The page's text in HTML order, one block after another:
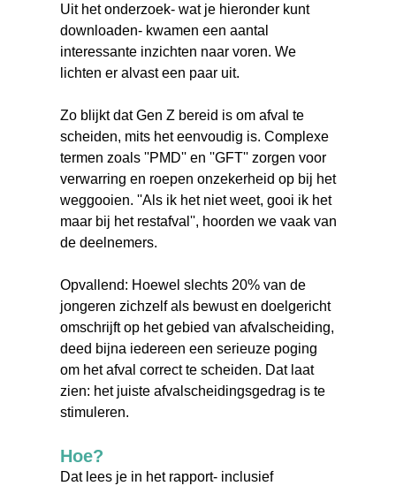
Uit het onderzoek- wat je hieronder kunt
downloaden- kwamen een aantal
interessante inzichten naar voren. We
lichten er alvast een paar uit.
Zo blijkt dat Gen Z bereid is om afval te
scheiden, mits het eenvoudig is. Complexe
termen zoals ''PMD'' en ''GFT'' zorgen voor
verwarring en roepen onzekerheid op bij het
weggooien. ''Als ik het niet weet, gooi ik het
maar bij het restafval'', hoorden we vaak van
de deelnemers.
Opvallend: Hoewel slechts 20% van de
jongeren zichzelf als bewust en doelgericht
omschrijft op het gebied van afvalscheiding,
deed bijna iedereen een serieuze poging
om het afval correct te scheiden. Dat laat
zien: het juiste afvalscheidingsgedrag is te
stimuleren.
Hoe?
Dat lees je in het rapport- inclusief